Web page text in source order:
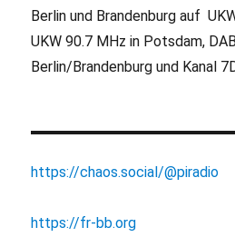
Berlin und Brandenburg auf
UKW 90.7 MHz in Potsdam,
Berlin/Brandenburg und Kanal
https://chaos.social/@piradio
https://fr-bb.org